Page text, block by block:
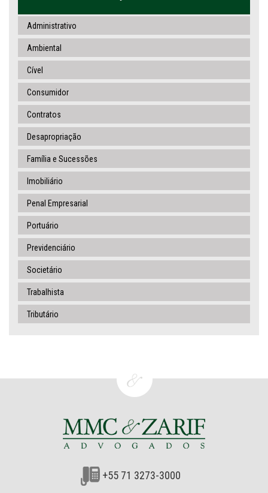
Administrativo
Ambiental
Cível
Consumidor
Contratos
Desapropriação
Família e Sucessões
Imobiliário
Penal Empresarial
Portuário
Previdenciário
Societário
Trabalhista
Tributário
+55 71 3273-3000